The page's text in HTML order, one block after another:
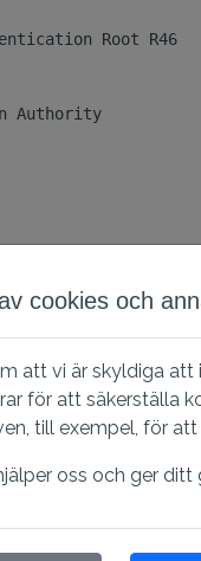
Root R46
Authority
säkerheten
eller kanske
cookies och
att vi är skyldiga
för att säkerställa
till exempel, för att
oss och ger ditt